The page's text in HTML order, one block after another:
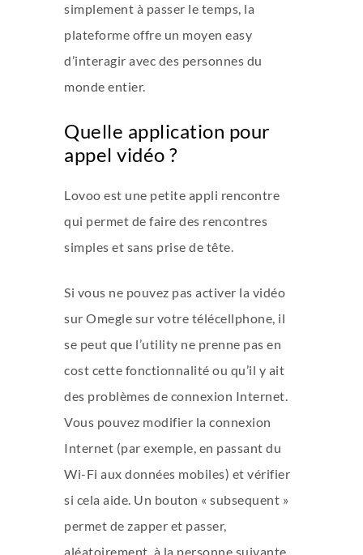
simplement à passer le temps, la
plateforme offre un moyen easy
d’interagir avec des personnes du
monde entier.
Quelle application pour
appel vidéo ?
Lovoo est une petite appli rencontre
qui permet de faire des rencontres
simples et sans prise de tête.
Si vous ne pouvez pas activer la vidéo
sur Omegle sur votre télécellphone, il
se peut que l’utility ne prenne pas en
cost cette fonctionnalité ou qu’il y ait
des problèmes de connexion Internet.
Vous pouvez modifier la connexion
Internet (par exemple, en passant du
Wi-Fi aux données mobiles) et vérifier
si cela aide. Un bouton « subsequent »
permet de zapper et passer,
aléatoirement, à la personne suivante.